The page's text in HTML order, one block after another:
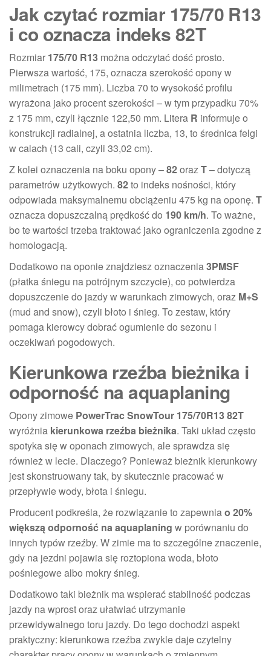
Jak czytać rozmiar 175/70 R13
i co oznacza indeks 82T
Rozmiar 175/70 R13 można odczytać dość prosto.
Pierwsza wartość, 175, oznacza szerokość opony w
milimetrach (175 mm). Liczba 70 to wysokość profilu
wyrażona jako procent szerokości – w tym przypadku 70%
z 175 mm, czyli łącznie 122,50 mm. Litera R informuje o
konstrukcji radialnej, a ostatnia liczba, 13, to średnica felgi
w calach (13 cali, czyli 33,02 cm).
Z kolei oznaczenia na boku opony –82orazT– dotyczą
parametrów użytkowych. 82to indeks nośności, który
odpowiada maksymalnemu obciążeniu 475 kg na oponę. T
oznacza dopuszczalną prędkość do 190 km/h. To ważne,
bo te wartości trzeba traktować jako ograniczenia zgodne z
homologacją.
Dodatkowo na oponie znajdziesz oznaczenia3PMSF
(płatka śniegu na potrójnym szczycie), co potwierdza
dopuszczenie do jazdy w warunkach zimowych, oraz M+S
(mud and snow), czyli błoto i śnieg. To zestaw, który
pomaga kierowcy dobrać ogumienie do sezonu i
oczekiwań pogodowych.
Kierunkowa rzeźba bieżnika i
odporność na aquaplaning
Opony zimowe PowerTrac SnowTour 175/70R13 82T
wyróżnia kierunkowa rzeźba bieżnika. Taki układ często
spotyka się w oponach zimowych, ale sprawdza się
również w lecie. Dlaczego? Ponieważ bieżnik kierunkowy
jest skonstruowany tak, by skutecznie pracować w
przepływie wody, błota i śniegu.
Producent podkreśla, że rozwiązanie to zapewniao 20%
większą odporność na aquaplaning w porównaniu do
innych typów rzeźby. W zimie ma to szczególne znaczenie,
gdy na jezdni pojawia się roztopiona woda, błoto
pośniegowe albo mokry śnieg.
Dodatkowo taki bieżnik ma wspierać stabilność podczas
jazdy na wprost oraz ułatwiać utrzymanie
przewidywalnego toru jazdy. Do tego dochodzi aspekt
praktyczny: kierunkowa rzeźba zwykle daje czytelny